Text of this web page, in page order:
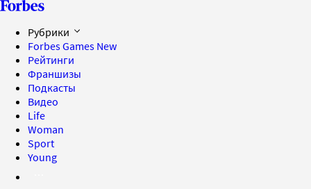
Рубрики
Forbes Games New
Рейтинги
Франшизы
Подкасты
Видео
Life
Woman
Sport
Young